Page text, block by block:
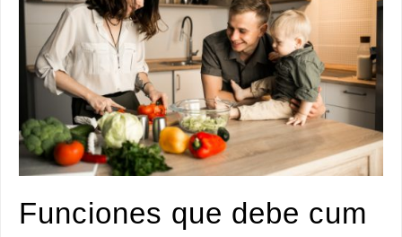
Funciones que debe cum